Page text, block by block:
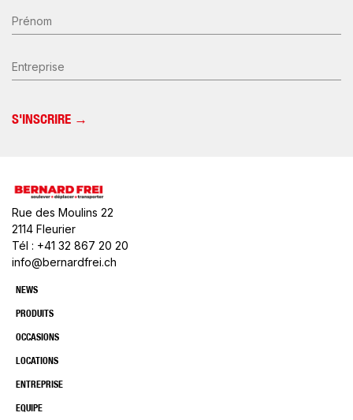
Prénom
Entreprise
Rue des Moulins 22
2114 Fleurier
Tél : +41 32 867 20 20
info@bernardfrei.ch
NEWS
PRODUITS
OCCASIONS
LOCATIONS
ENTREPRISE
EQUIPE